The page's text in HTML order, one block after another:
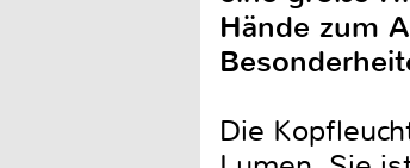
Hände zum
Die